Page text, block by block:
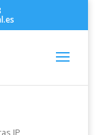
IP